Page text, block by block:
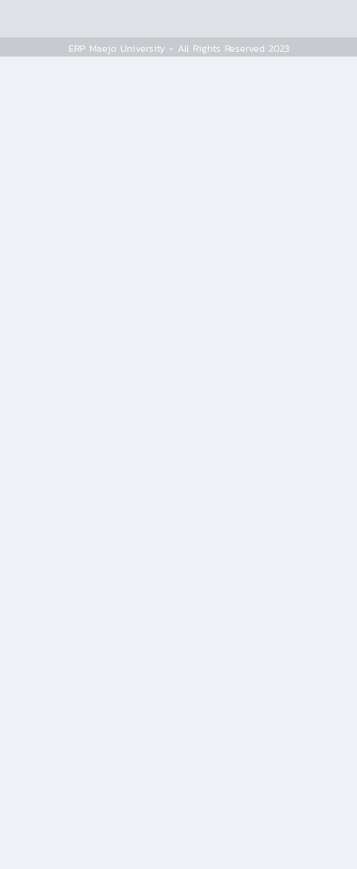
ERP Maejo University - All Rights Reserved 2023